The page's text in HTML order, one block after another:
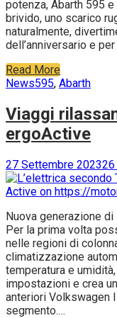
potenza, Abarth 595
brivido, uno scarico
naturalmente,
dell’anniversario e
Read More
News595, Abarth
Viaggi
ergoActive
27 Settembre 202326
Nuova generazione
Per la prima volta
nelle regioni di
climatizzazione
temperatura e
impostazioni e crea
anteriori Volkswagen
segmento.…